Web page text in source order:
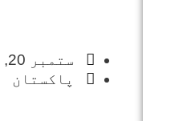
ستمبر 20, 2018
پاکستان